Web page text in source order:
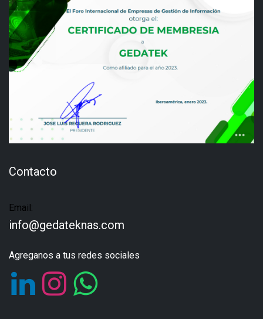
Contacto
Email:
info@gedateknas.com
Agreganos a tus redes sociales